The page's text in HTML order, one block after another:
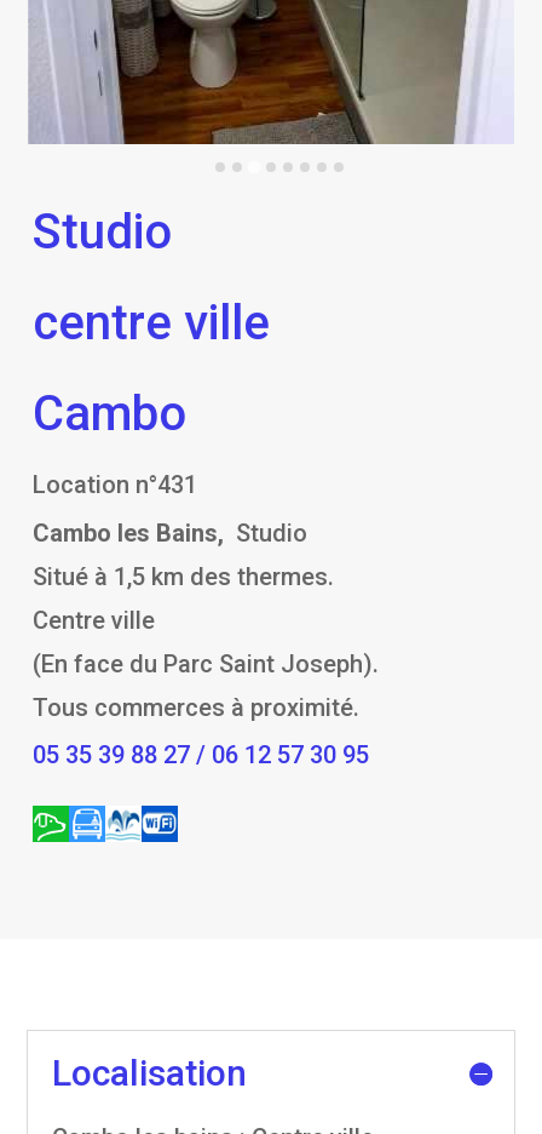
Studio
centre ville
Cambo
Location n°431
Cambo les Bains, Studio
Situé à 1,5 km des thermes.
Centre ville
(En face du Parc Saint Joseph).
Tous commerces à proximité.
05 35 39 88 27 / 06 12 57 30 95
Localisation